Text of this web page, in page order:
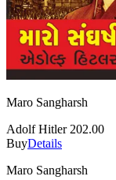
Maro Sangharsh
Adolf Hitler 202.00
BuyDetails
Maro Sangharsh